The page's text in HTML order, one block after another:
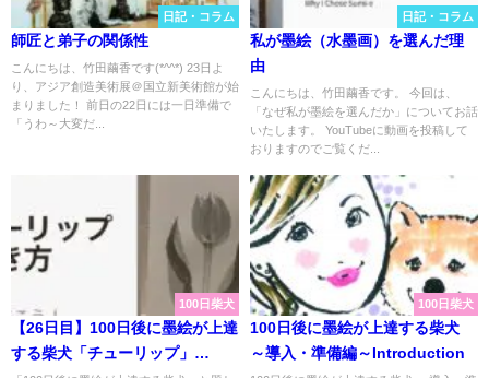
日記・コラム
師匠と弟子の関係性
こんにちは、竹田繭香です(*^^*) 23日よ
り、アジア創造美術展＠国立新美術館が始
まりました！ 前日の22日には一日準備で
「うわ～大変だ...
日記・コラム
私が墨絵（水墨画）を選んだ理
由
こんにちは、竹田繭香です。 今回は、
「なぜ私が墨絵を選んだか」についてお話
いたします。 YouTubeに動画を投稿して
おりますのでご覧くだ...
100日柴犬
【26日目】100日後に墨絵が上達
する柴犬「チューリップ」
100日柴犬
100日後に墨絵が上達する柴犬
～導入・準備編～Introduction